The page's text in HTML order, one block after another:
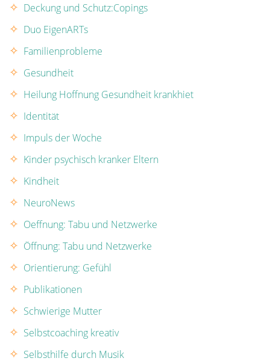
Deckung und Schutz:Copings
Duo EigenARTs
Familienprobleme
Gesundheit
Heilung Hoffnung Gesundheit krankhiet
Identität
Impuls der Woche
Kinder psychisch kranker Eltern
Kindheit
NeuroNews
Oeffnung: Tabu und Netzwerke
Öffnung: Tabu und Netzwerke
Orientierung: Gefühl
Publikationen
Schwierige Mutter
Selbstcoaching kreativ
Selbsthilfe durch Musik